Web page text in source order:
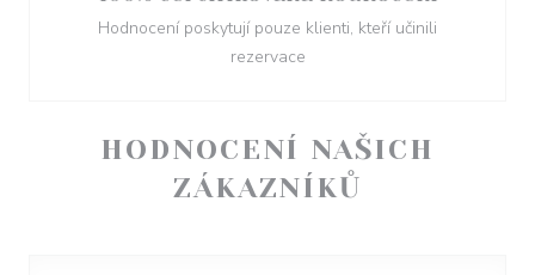
HODNOCENÍ NAŠICH
ZÁKAZNÍKŮ
Hodnocení poskytují pouze klienti, kteří učinili
rezervace